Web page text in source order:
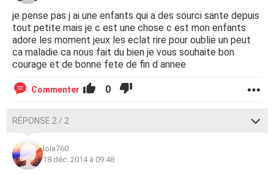
je pense pas j ai une enfants qui a des sourci sante depuis
tout petite mais je c est une chose c est mon enfants
adore les moment jeux les eclat rire pour oublie un peut
ca maladie ca nous fait du bien je vous souhaite bon
courage et de bonne fete de fin d annee
Commenter 0
RÉPONSE 2 / 2
lola760
18 déc. 2014 à 09:48